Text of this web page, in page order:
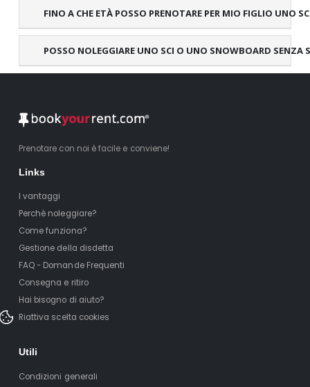
FINO A CHE ETÀ POSSO PRENOTARE PER MIO FIGLIO UNO
POSSO NOLEGGIARE UNO SCI O UNO SNOWBOARD SENZA
Prenotare con noi è facile e conviene!
Links
I vantaggi
Perchè noleggiare?
Come funziona?
Gestione della disdetta
FAQ - Domande Frequenti
Consegna e ritiro
Hai bisogno di aiuto?
Riattiva scelta cookies
Utili
Condizioni generali